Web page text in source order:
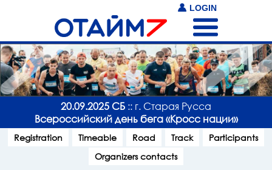
LOGIN
20.09.2025 СБ :: г. Старая Русса
Всероссийский день бега «Кросс нации»
Registration Timeable Road Track
Participants
Organizers contacts